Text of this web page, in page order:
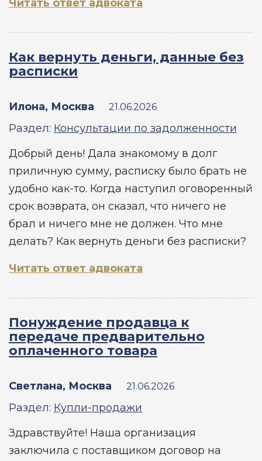
Читать ответ адвоката
Как вернуть деньги, данные без
расписки
Илона, Москва 21.06.2026
Раздел: Консультации по задолженности
Добрый день! Дала знакомому в долг
приличную сумму, расписку было брать не
удобно как-то. Когда наступил оговоренный
срок возврата, он сказал, что ничего не
брал и ничего мне не должен. Что мне
делать? Как вернуть деньги без расписки?
Читать ответ адвоката
Понуждение продавца к
передаче предварительно
оплаченного товара
Светлана, Москва 21.06.2026
Раздел: Купли-продажи
Здравствуйте! Наша организация
заключила с поставщиком договор на